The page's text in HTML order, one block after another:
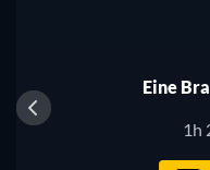
Eine
1h